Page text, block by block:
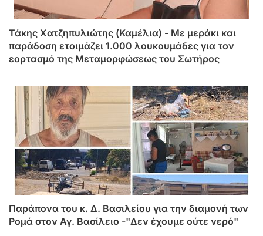
Τάκης Χατζηπυλιώτης (Καμέλια) - Με μεράκι και
παράδοση ετοιμάζει 1.000 λουκουμάδες για τον
εορτασμό της Μεταμορφώσεως του Σωτήρος
Παράπονα του κ. Δ. Βασιλείου για την διαμονή των
Ρομά στον Αγ. Βασίλειο -"Δεν έχουμε ούτε νερό"